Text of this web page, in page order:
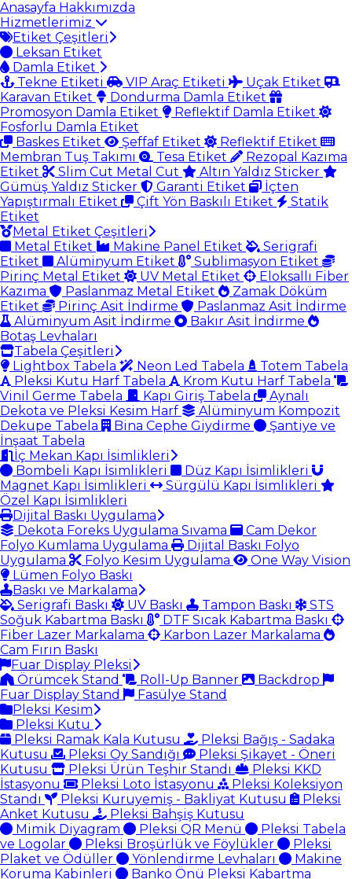
Anasayfa Hakkımızda
Hizmetlerimiz
Etiket Çeşitleri
Leksan Etiket
Damla Etiket
Tekne Etiketi
VIP Araç Etiketi
Uçak Etiket
Karavan Etiket
Dondurma Damla Etiket
Promosyon Damla Etiket
Reflektif Damla Etiket
Fosforlu Damla Etiket
Baskes Etiket
Şeffaf Etiket
Reflektif Etiket
Membran Tuş Takımı
Tesa Etiket
Rezopal Kazıma
Etiket
Slim Cut Metal Cut
Altın Yaldız Sticker
Gümüş Yaldız Sticker
Garanti Etiket
İçten
Yapıştırmalı Etiket
Çift Yön Baskılı Etiket
Statik
Etiket
Metal Etiket Çeşitleri
Metal Etiket
Makine Panel Etiket
Serigrafi
Etiket
Alüminyum Etiket
Sublimasyon Etiket
Pirinç Metal Etiket
UV Metal Etiket
Eloksallı Fiber
Kazıma
Paslanmaz Metal Etiket
Zamak Döküm
Etiket
Pirinç Asit İndirme
Paslanmaz Asit İndirme
Alüminyum Asit İndirme
Bakır Asit İndirme
Botaş Levhaları
Tabela Çeşitleri
Lightbox Tabela
Neon Led Tabela
Totem Tabela
Pleksi Kutu Harf Tabela
Krom Kutu Harf Tabela
Vinil Germe Tabela
Kapı Giriş Tabela
Aynalı
Dekota ve Pleksi Kesim Harf
Alüminyum Kompozit
Dekupe Tabela
Bina Cephe Giydirme
Şantiye ve
İnşaat Tabela
İç Mekan Kapı İsimlikleri
Bombeli Kapı İsimlikleri
Düz Kapı İsimlikleri
Magnet Kapı İsimlikleri
Sürgülü Kapı İsimlikleri
Özel Kapı İsimlikleri
Dijital Baskı Uygulama
Dekota Foreks Uygulama Sıvama
Cam Dekor
Folyo Kumlama Uygulama
Dijital Baskı Folyo
Uygulama
Folyo Kesim Uygulama
One Way Vision
Lümen Folyo Baskı
Baskı ve Markalama
Serigrafi Baskı
UV Baskı Tampon Baskı
STS
Soğuk Kabartma Baskı
DTF Sıcak Kabartma Baskı
Fiber Lazer Markalama
Karbon Lazer Markalama
Cam Fırın Baskı
Fuar Display Pleksi
Örümcek Stand
Roll-Up Banner
Backdrop
Fuar Display Stand
Fasülye Stand
Pleksi Kesim
Pleksi Kutu
Pleksi Ramak Kala Kutusu
Pleksi Bağış - Sadaka
Kutusu
Pleksi Oy Sandığı
Pleksi Şikayet - Öneri
Kutusu
Pleksi Ürün Teşhir Standı
Pleksi KKD
İstasyonu
Pleksi Loto İstasyonu
Pleksi Koleksiyon
Standı
Pleksi Kuruyemiş - Bakliyat Kutusu
Pleksi
Anket Kutusu
Pleksi Bahşiş Kutusu
Mimik Diyagram
Pleksi QR Menü
Pleksi Tabela
ve Logolar
Pleksi Broşürlük ve Föylükler
Pleksi
Plaket ve Ödüller
Yönlendirme Levhaları
Makine
Koruma Kabinleri
Banko Önü Pleksi Kabartma